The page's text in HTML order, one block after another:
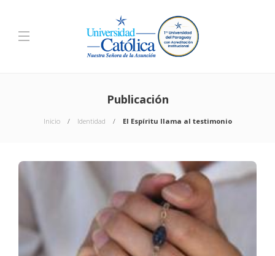
Publicación
Inicio Identidad El Espíritu llama al testimonio